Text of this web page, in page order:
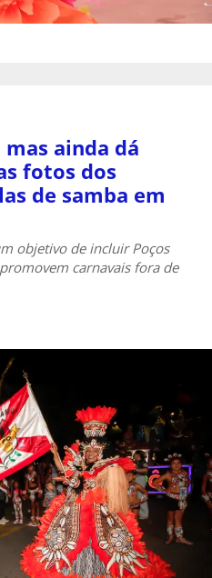
ainda dá
fotos dos
de samba em
objetivo de incluir Poços
carnavais fora de